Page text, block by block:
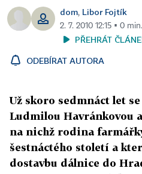
dom, Libor Fojtík
2. 7. 2010 12:15 ▪ 0
PŘEHRÁT
ODEBÍRAT AUTORA
Už skoro sedmnáct let
Ludmilou Havránkovou
na nichž rodina
šestnáctého století a
dostavbu dálnice do